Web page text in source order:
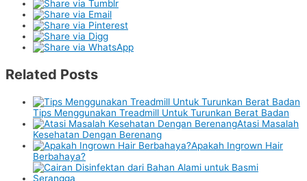
Related Posts
Tips Menggunakan Treadmill Untuk Turunkan Berat Badan
Atasi Masalah
Kesehatan Dengan Berenang
Apakah Ingrown Hair
Berbahaya?